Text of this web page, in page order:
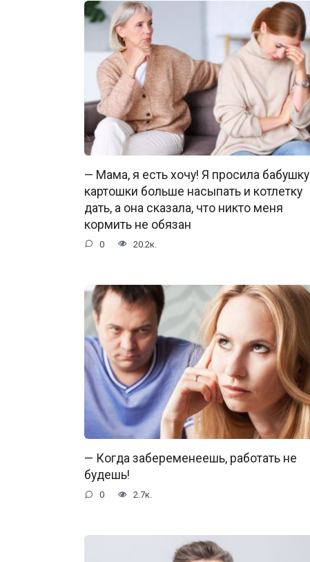
— Мама, я есть хочу! Я просила бабушку
картошки больше насыпать и котлетку
дать, а она сказала, что никто меня
кормить не обязан
0 20.2к.
— Когда забеременеешь, работать не
будешь!
0 2.7к.